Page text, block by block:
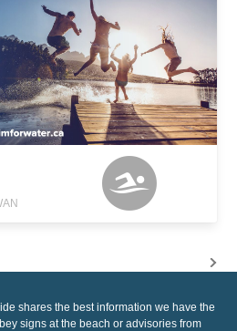
shares the best information we have the
signs at the beach or advisories from